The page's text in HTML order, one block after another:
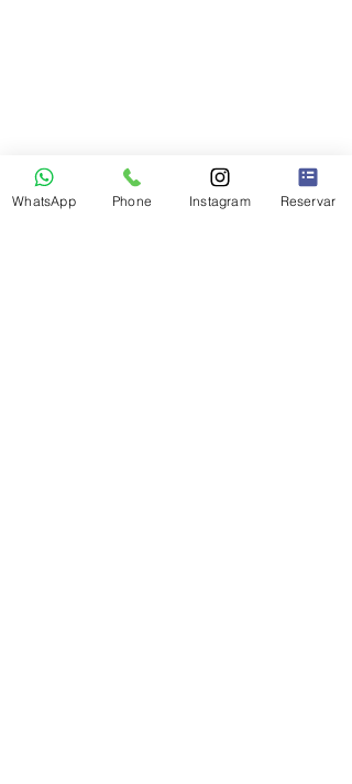
WhatsApp Phone Instagram Reservar